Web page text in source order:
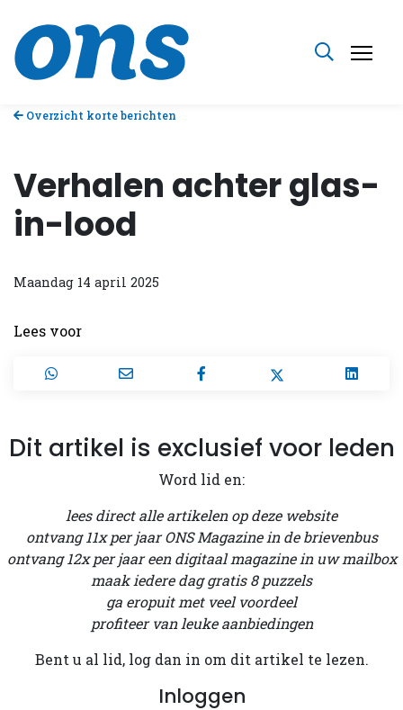
Overzicht korte berichten
Verhalen achter glas-
in-lood
Maandag 14 april 2025
Lees voor
Dit artikel is exclusief voor leden
Word lid en:
lees direct alle artikelen op deze website
ontvang 11x per jaar ONS Magazine in de brievenbus
ontvang 12x per jaar een digitaal magazine in uw mailbox
maak iedere dag gratis 8 puzzels
ga eropuit met veel voordeel
profiteer van leuke aanbiedingen
Bent u al lid, log dan in om dit artikel te lezen.
Inloggen